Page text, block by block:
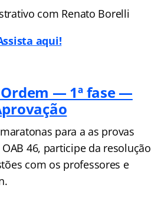
com Renato Borelli
aqui!
Ordem — 1ª fase —
para a as provas
46, participe da resolução
com os professores e